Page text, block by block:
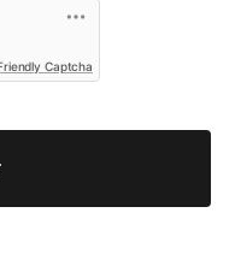
Captcha